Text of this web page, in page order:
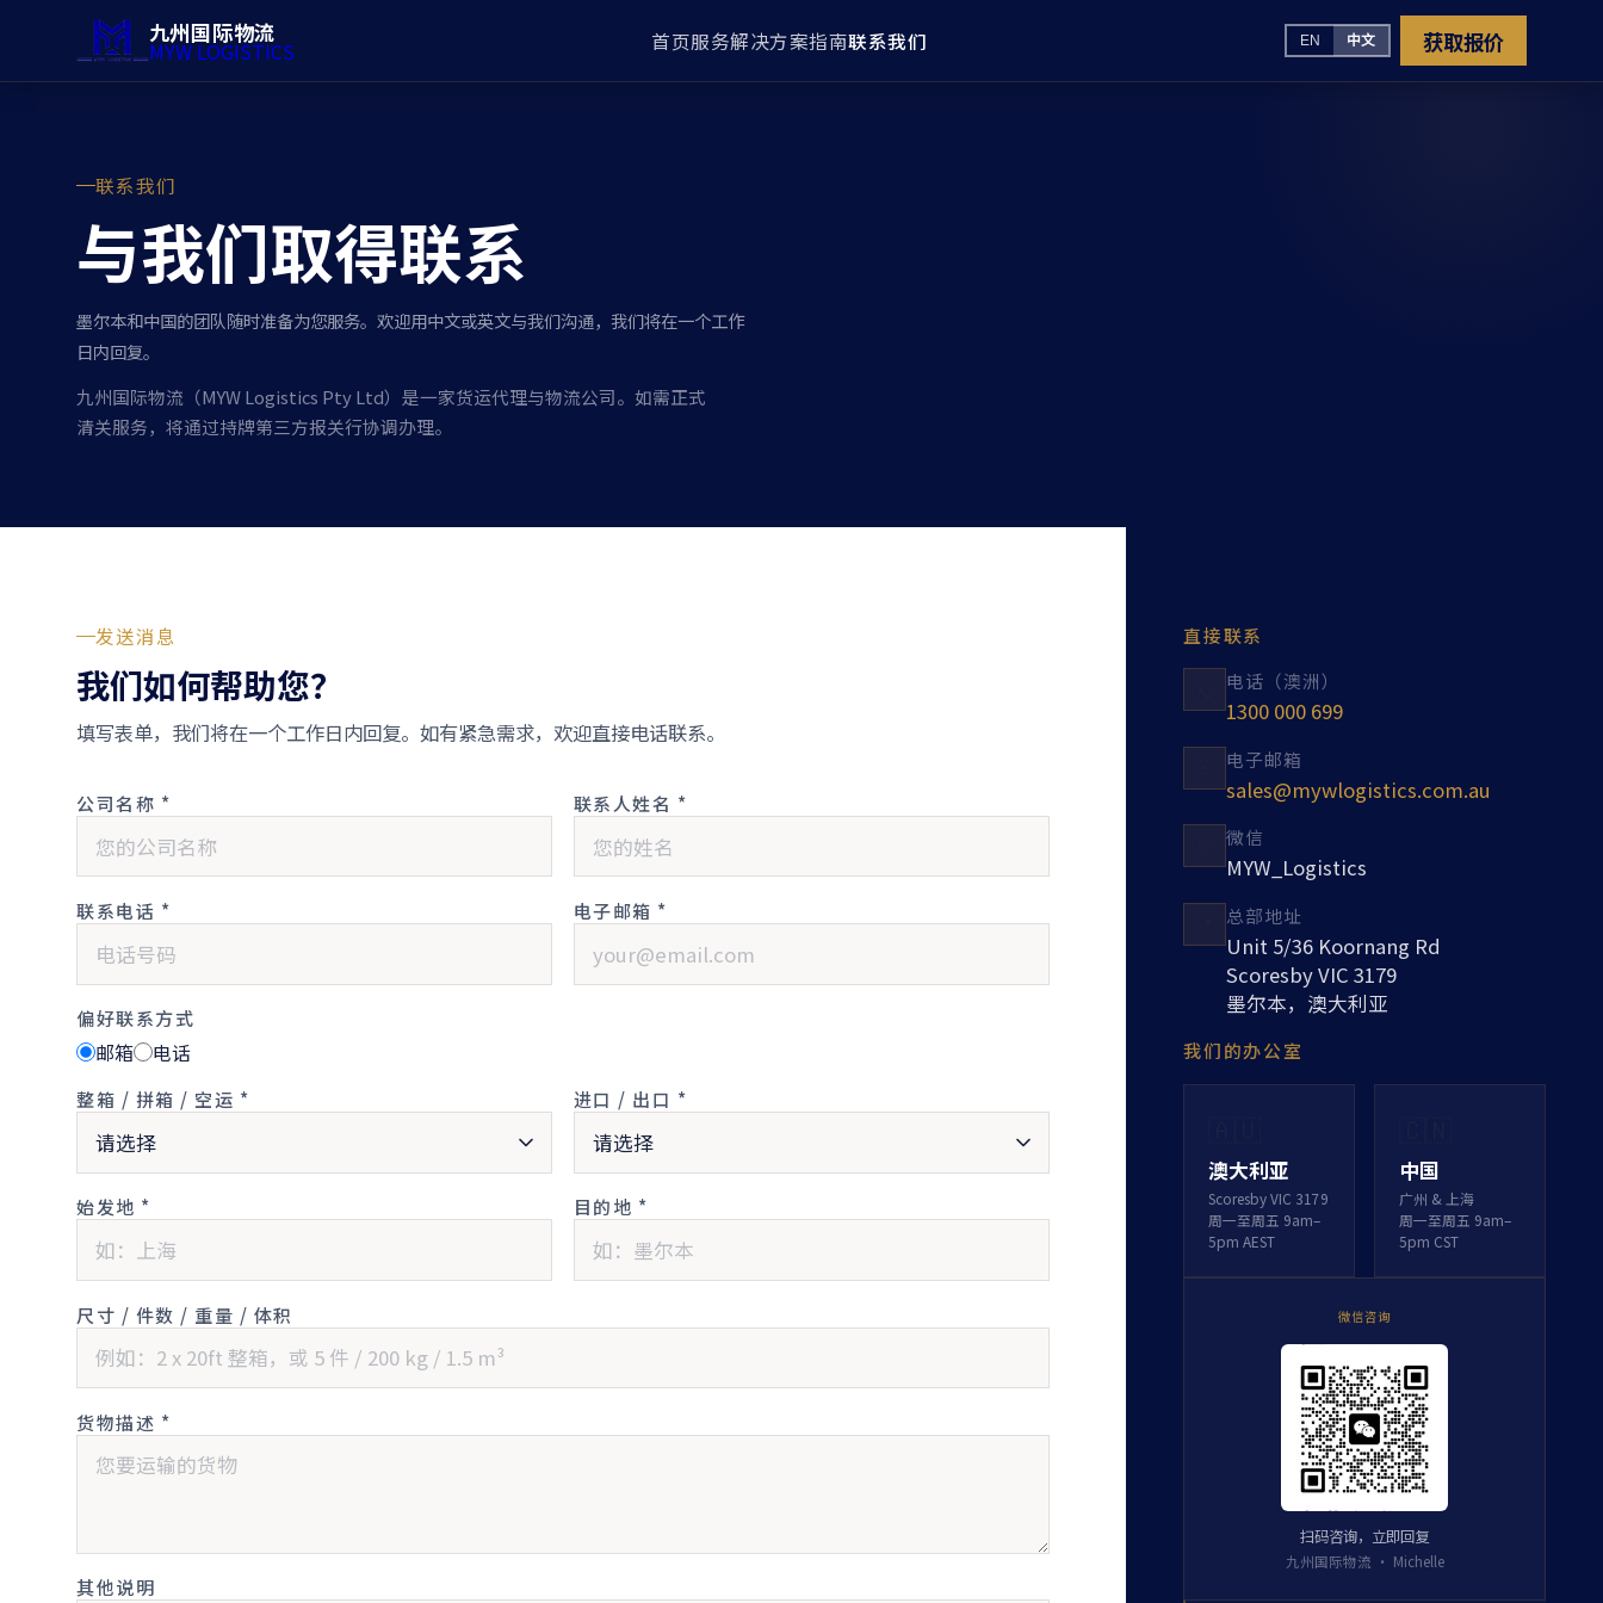
九州国际物流
MYW LOGISTICS 首页服务解决方案指南联系我们 EN 中文 获取报价
联系我们
与我们取得联系
墨尔本和中国的团队随时准备为您服务。欢迎用中文或英文与我们沟通，我们将在一个工作
日内回复。
九州国际物流（MYW Logistics Pty Ltd）是一家货运代理与物流公司。如需正式
清关服务，将通过持牌第三方报关行协调办理。
发送消息
我们如何帮助您？
填写表单，我们将在一个工作日内回复。如有紧急需求，欢迎直接电话联系。
公司名称 * 联系人姓名 *
联系电话 * 电子邮箱 *
偏好联系方式
邮箱 电话
整箱 / 拼箱 / 空运 * 进口 / 出口 *
始发地 * 目的地 *
尺寸 / 件数 / 重量 / 体积
货物描述 *
其他说明
直接联系
电话（澳洲）
1300 000 699
电子邮箱
sales@mywlogistics.com.au
微信
MYW_Logistics
总部地址
Unit 5/36 Koornang Rd
Scoresby VIC 3179
墨尔本，澳大利亚
我们的办公室
澳大利亚
Scoresby VIC 3179
周一至周五 9am–
5pm AEST
中国
广州 & 上海
周一至周五 9am–
5pm CST
微信咨询
扫码咨询，立即回复
九州国际物流 · Michelle